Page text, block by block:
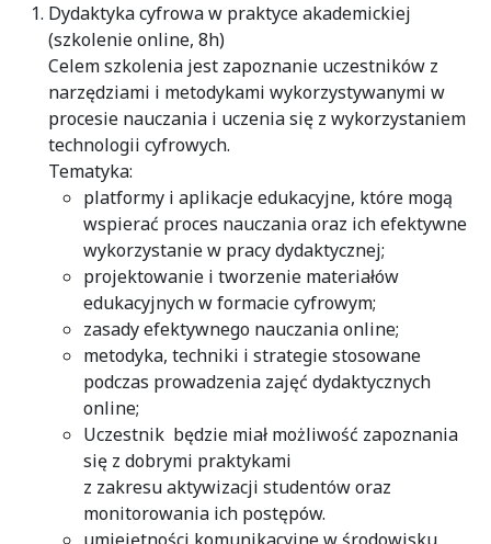
Dydaktyka cyfrowa w praktyce akademickiej
(szkolenie online, 8h)
Celem szkolenia jest zapoznanie uczestników z
narzędziami i metodykami wykorzystywanymi w
procesie nauczania i uczenia się z wykorzystaniem
technologii cyfrowych.
Tematyka:
platformy i aplikacje edukacyjne, które mogą
wspierać proces nauczania oraz ich efektywne
wykorzystanie w pracy dydaktycznej;
projektowanie i tworzenie materiałów
edukacyjnych w formacie cyfrowym;
zasady efektywnego nauczania online;
metodyka, techniki i strategie stosowane
podczas prowadzenia zajęć dydaktycznych
online;
Uczestnik będzie miał możliwość zapoznania
się z dobrymi praktykami
z zakresu aktywizacji studentów oraz
monitorowania ich postępów.